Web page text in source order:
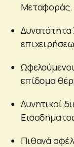
Μεταφοράς.
επίδομα
Δυνητικοί
Πιθανά